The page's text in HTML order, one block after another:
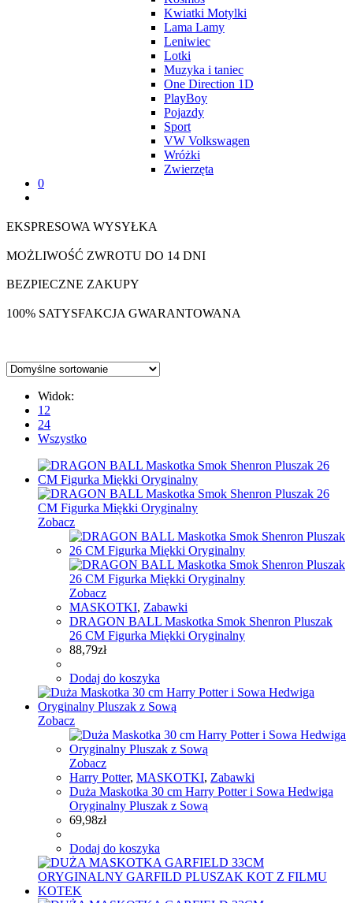
Kwiatki Motylki
Lama Lamy
Leniwiec
Lotki
Muzyka i taniec
One Direction 1D
PlayBoy
Pojazdy
Sport
VW Volkswagen
Wróżki
Zwierzęta
0
EKSPRESOWA WYSYŁKA
MOŻLIWOŚĆ ZWROTU DO 14 DNI
BEZPIECZNE ZAKUPY
100% SATYSFAKCJA GWARANTOWANA
Widok:
12
24
Wszystko
Zobacz
Zobacz
MASKOTKI, Zabawki
DRAGON BALL Maskotka Smok Shenron Pluszak
26 CM Figurka Miękki Oryginalny
88,79zł
Dodaj do koszyka
Zobacz
Zobacz
Harry Potter, MASKOTKI, Zabawki
Duża Maskotka 30 cm Harry Potter i Sowa Hedwiga
Oryginalny Pluszak z Sową
69,98zł
Dodaj do koszyka